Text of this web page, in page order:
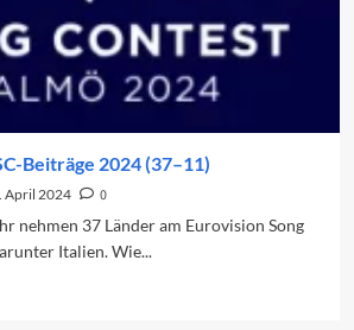
Beiträge 2024 (37–11)
April 2024
0
nehmen 37 Länder am Eurovision Song
Italien. Wie...